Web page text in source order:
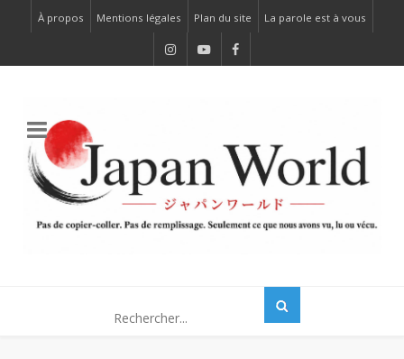
À propos Mentions légales Plan du site La parole est à vous